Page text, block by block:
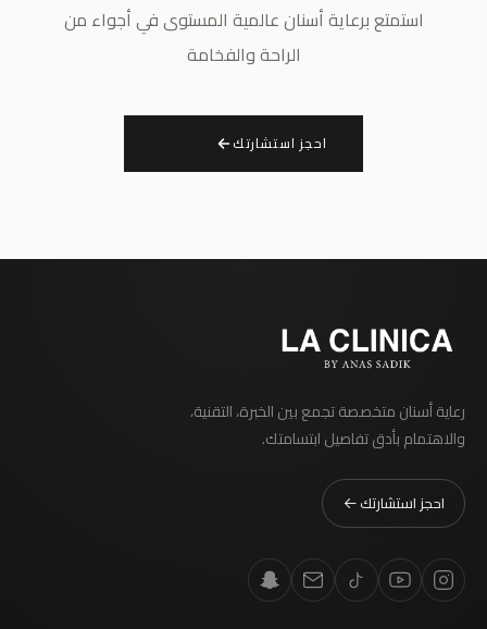
استمتع برعاية أسنان عالمية المستوى في أجواء من
الراحة والفخامة
احجز استشارتك
رعاية أسنان متخصصة تجمع بين الخبرة، التقنية،
والاهتمام بأدق تفاصيل ابتسامتك.
احجز استشارتك